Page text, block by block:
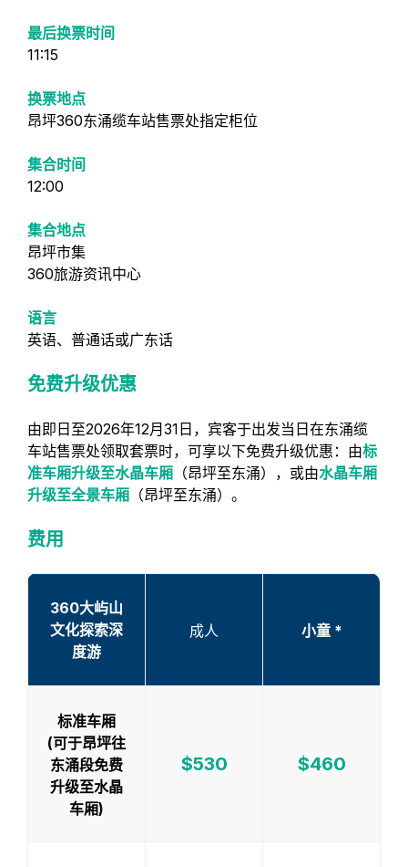
最后换票时间
11:15
换票地点
昂坪360东涌缆车站售票处指定柜位
集合时间
12:00
集合地点
昂坪市集
360旅游资讯中心
语言
英语、普通话或广东话
免费升级优惠
由即日至2026年12月31日，宾客于出发当日在东涌缆
车站售票处领取套票时，可享以下免费升级优惠：由标
准车厢升级至水晶车厢 （昂坪至东涌），或由水晶车厢
升级至全景车厢 （昂坪至东涌）。
费用
360大屿山
文化探索深
度游
成人 小童 *
标准车厢
(可于昂坪往
东涌段免费
升级至水晶
车厢)
$530 $460